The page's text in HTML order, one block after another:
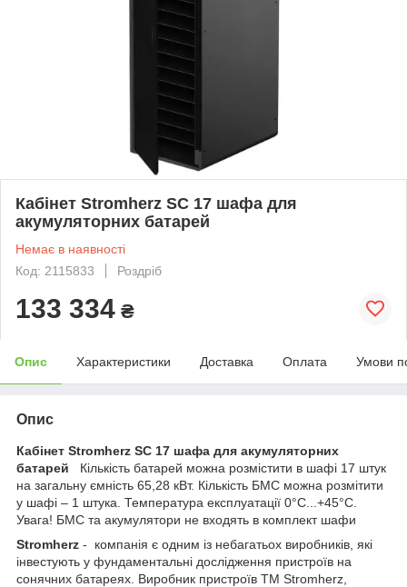
Кабінет Stromherz SС 17 шафа для
акумуляторних батарей
Немає в наявності
Код: 2115833
Роздріб
133 334 ₴
Опис Характеристики Доставка Оплата Умови
Опис
Кабінет Stromherz SС 17 шафа для акумуляторних
батарей Кількість батарей можна розмістити в шафі 17 штук
на загальну ємність 65,28 кВт. Кількість БМС можна розмітити
у шафі – 1 штука. Температура експлуатації 0°С...+45°С.
Увага! БМС та акумулятори не входять в комплект шафи
Stromherz - компанія є одним із небагатьох виробників, які
інвестують у фундаментальні дослідження пристроїв на
сонячних батареях. Виробник пристроїв TM Stromherz,